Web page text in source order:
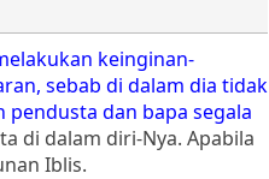
keinginan-
sebab di dalam dia tidak
pendusta dan bapa segala
di dalam diri-Nya. Apabila
Iblis.